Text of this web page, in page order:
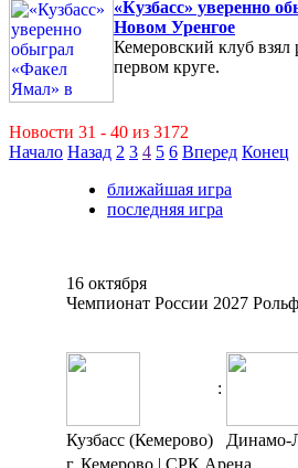
«Кузбасс» уверенно
Новом Уренгое
Кемеровский клуб
первом круге.
Новости 31 - 40 из 3172
Начало Назад 2 3 4 5 6 Вперед Конец
ближайшая игра
последняя игра
16 октября
Чемпионат России 2027
:
Кузбасс (Кемерово)
Динамо-
г. Кемерово | СРК Арена